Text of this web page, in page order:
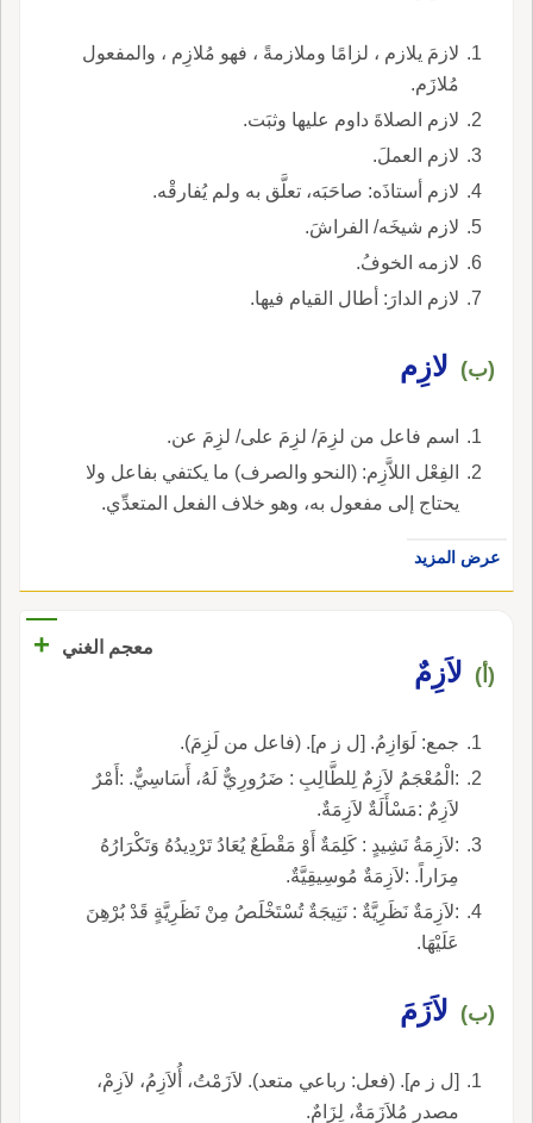
لازمَ يلازم ، لزامًا وملازمةً ، فهو مُلازِم ، والمفعول
مُلازَم.
لازم الصلاةَ داوم عليها وثبَت.
لازم العملَ.
لازم أستاذَه: صاحَبَه، تعلَّق به ولم يُفارقْه.
لازم شيخَه/ الفراشَ.
لازمه الخوفُ.
لازم الدارَ: أطال القيام فيها.
(ب) لازِم
اسم فاعل من لزِمَ/ لزِمَ على/ لزِمَ عن.
الفِعْل اللاَّزِم: (النحو والصرف) ما يكتفي بفاعل ولا
يحتاج إلى مفعول به، وهو خلاف الفعل المتعدِّي.
عرض المزيد
معجم الغني +
(أ) لاَزِمٌ
جمع: لَوَازِمُ. [ل ز م]. (فاعل من لَزِمَ).
:الْمُعْجَمُ لاَزِمٌ لِلطَّالِبِ : ضَرُورِيٌّ لَهُ، أَسَاسِيٌّ. :أَمْرٌ
لاَزِمٌ :مَسْأَلَةٌ لاَزِمَةٌ.
:لاَزِمَةُ نَشِيدٍ : كَلِمَةٌ أَوْ مَقْطَعٌ يُعَادُ تَرْدِيدُهُ وَتَكْرَارُهُ
مِرَاراً. :لاَزِمَةٌ مُوسِيقِيَّةٌ.
:لاَزِمَةٌ نَظَرِيَّةٌ : نَتِيجَةٌ تُسْتَخْلَصُ مِنْ نَظَرِيَّةٍ قَدْ بُرْهِنَ
عَلَيْهَا.
(ب) لاَزَمَ
[ل ز م]. (فعل: رباعي متعد). لاَزَمْتُ، أُلاَزِمُ، لاَزِمْ،
مصدر مُلاَزَمَةٌ، لِزَامٌ.